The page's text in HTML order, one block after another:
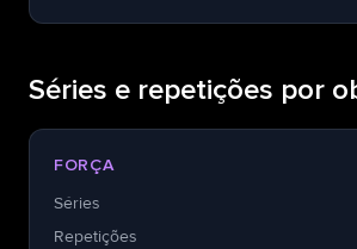
Séries e repetições por
FORÇA
Séries
Repetições